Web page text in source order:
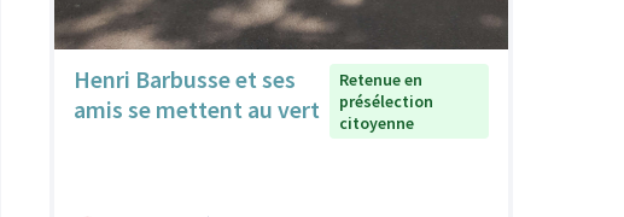
Henri Barbusse et ses
amis se mettent au vert
Retenue en
présélection
citoyenne